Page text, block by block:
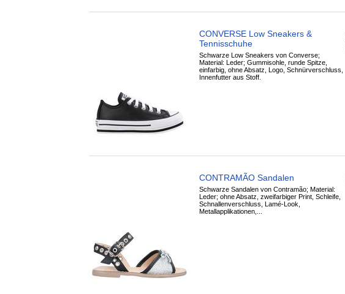
CONVERSE Low Sneakers &
Tennisschuhe
Schwarze Low Sneakers von Converse;
Material: Leder; Gummisohle, runde Spitze,
einfarbig, ohne Absatz, Logo, Schnürverschluss,
Innenfutter aus Stoff.
CONTRAMÃO Sandalen
Schwarze Sandalen von Contramão; Material:
Leder; ohne Absatz, zweifarbiger Print, Schleife,
Schnallenverschluss, Lamé-Look,
Metallapplikationen,...